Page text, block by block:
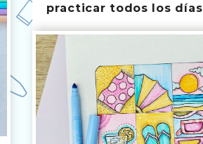
practicar todos los días